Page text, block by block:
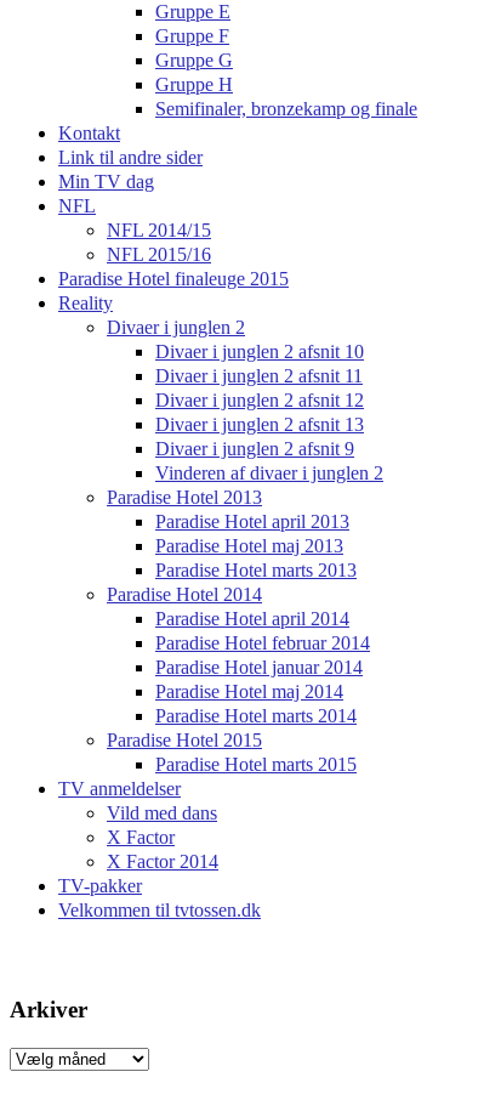
Gruppe E
Gruppe F
Gruppe G
Gruppe H
Semifinaler, bronzekamp og finale
Kontakt
Link til andre sider
Min TV dag
NFL
NFL 2014/15
NFL 2015/16
Paradise Hotel finaleuge 2015
Reality
Divaer i junglen 2
Divaer i junglen 2 afsnit 10
Divaer i junglen 2 afsnit 11
Divaer i junglen 2 afsnit 12
Divaer i junglen 2 afsnit 13
Divaer i junglen 2 afsnit 9
Vinderen af divaer i junglen 2
Paradise Hotel 2013
Paradise Hotel april 2013
Paradise Hotel maj 2013
Paradise Hotel marts 2013
Paradise Hotel 2014
Paradise Hotel april 2014
Paradise Hotel februar 2014
Paradise Hotel januar 2014
Paradise Hotel maj 2014
Paradise Hotel marts 2014
Paradise Hotel 2015
Paradise Hotel marts 2015
TV anmeldelser
Vild med dans
X Factor
X Factor 2014
TV-pakker
Velkommen til tvtossen.dk
Arkiver
Arkiver